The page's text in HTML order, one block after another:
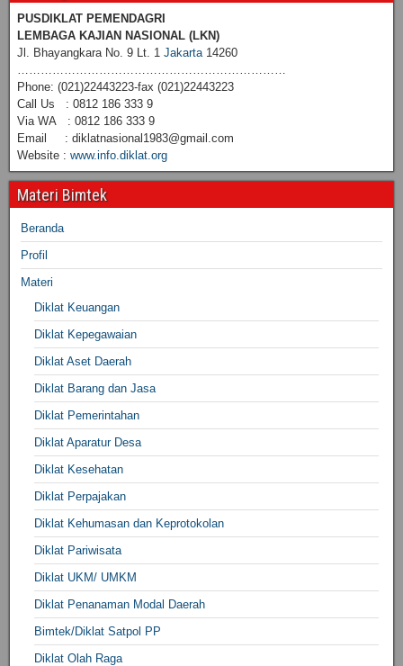
PUSDIKLAT PEMENDAGRI
LEMBAGA KAJIAN NASIONAL (LKN)
Jl. Bhayangkara No. 9 Lt. 1 Jakarta14260
……………………………………………………………
Phone: (021)22443223-fax (021)22443223
Call Us : 0812 186 333 9
Via WA : 0812 186 333 9
Email : diklatnasional1983@gmail.com
Website : www.info.diklat.org
Materi Bimtek
Beranda
Profil
Materi
Diklat Keuangan
Diklat Kepegawaian
Diklat Aset Daerah
Diklat Barang dan Jasa
Diklat Pemerintahan
Diklat Aparatur Desa
Diklat Kesehatan
Diklat Perpajakan
Diklat Kehumasan dan Keprotokolan
Diklat Pariwisata
Diklat UKM/ UMKM
Diklat Penanaman Modal Daerah
Bimtek/Diklat Satpol PP
Diklat Olah Raga